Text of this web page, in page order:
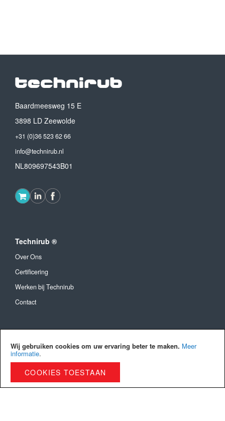
Wij gebruiken cookies om uw ervaring beter te maken. Meer
informatie.
COOKIES TOESTAAN
Baardmeesweg 15 E
3898 LD Zeewolde
+31 (0)36 523 62 66
info@technirub.nl
NL809697543B01
Technirub ®
Over Ons
Certificering
Werken bij Technirub
Contact
Algemene Voorwaarden
Betaalmethoden